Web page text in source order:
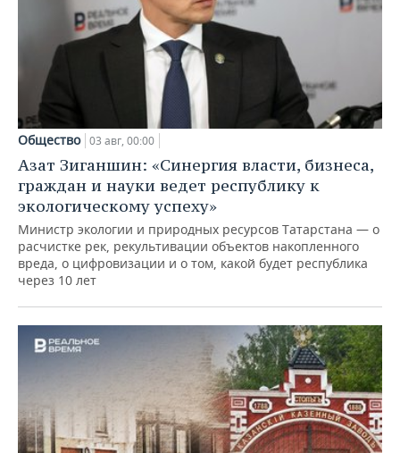
Общество 03 авг, 00:00
Азат Зиганшин: «Синергия власти, бизнеса,
граждан и науки ведет республику к
экологическому успеху»
Министр экологии и природных ресурсов Татарстана — о
расчистке рек, рекультивации объектов накопленного
вреда, о цифровизации и о том, какой будет республика
через 10 лет